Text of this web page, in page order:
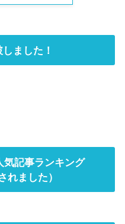
ました！
記事ランキング
れました）